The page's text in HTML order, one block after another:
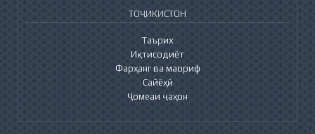
ТОҶИКИСТОН
Таърих
Иқтисодиёт
Фарҳанг ва маориф
Сайёҳӣ
Ҷомеаи ҷаҳон